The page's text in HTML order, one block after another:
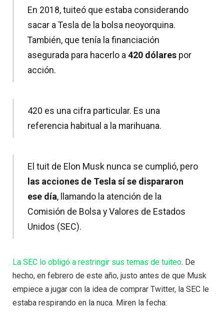
En 2018, tuiteó que estaba considerando
sacar a Tesla de la bolsa neoyorquina.
También, que tenía la financiación
asegurada para hacerlo a420 dólarespor
acción.
420 es una cifra particular. Es una
referencia habitual a la marihuana.
El tuit de Elon Musk nunca se cumplió, pero
las acciones de Tesla sí se dispararon
ese día, llamando la atención de la
Comisión de Bolsa y Valores de Estados
Unidos (SEC).
La SEC lo obligó a restringir sus temas de tuiteo. De
hecho, en febrero de este año, justo antes de que Musk
empiece a jugar con la idea de comprar Twitter, la SEC le
estaba respirando en la nuca. Miren la fecha: